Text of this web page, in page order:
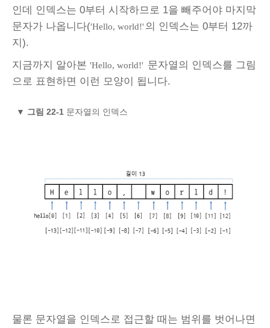
인데 인덱스는 0부터 시작하므로 1을 빼주어야 마지막
문자가 나옵니다('Hello, world!' 의 인덱스는 0부터 12까
지).
지금까지 알아본 'Hello, world!' 문자열의 인덱스를 그림
으로 표현하면 이런 모양이 됩니다.
▼ 그림 22-1문자열의 인덱스
물론 문자열을 인덱스로 접근할 때는 범위를 벗어나면